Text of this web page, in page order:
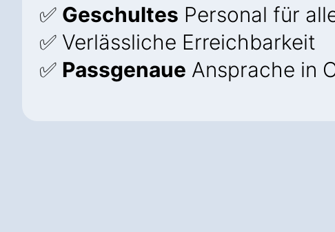
✅ Geschultes Personal für
✅ Verlässliche Erreichbarkeit
✅ Passgenaue Ansprache in